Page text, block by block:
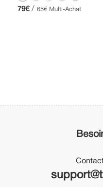
79€ / 65€ Multi-Achat